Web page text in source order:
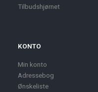
Tilbudshjørnet
KONTO
Min konto
Adressebog
Ønskeliste